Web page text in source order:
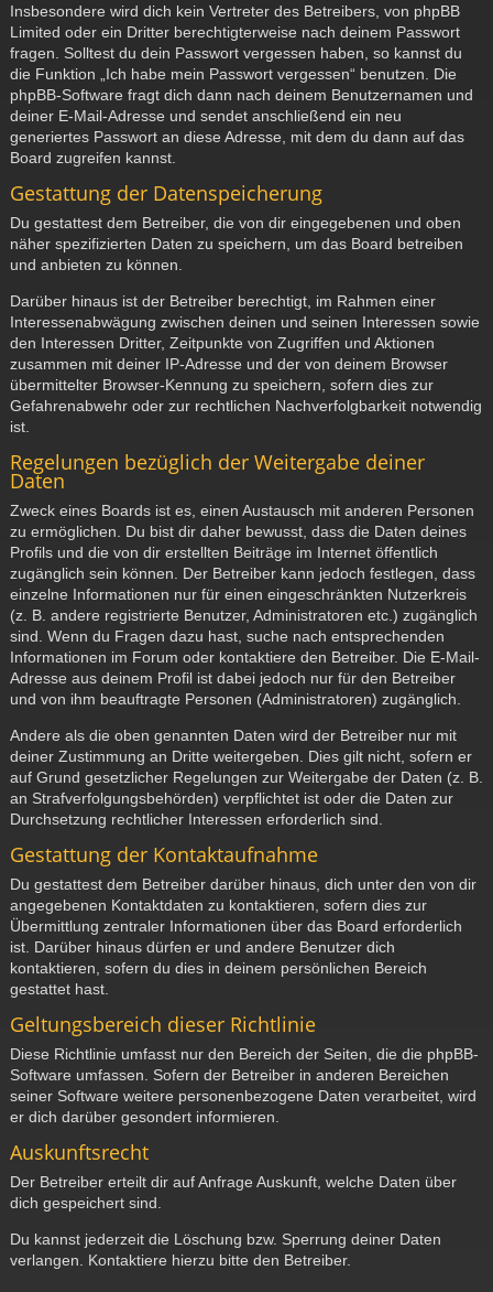
Insbesondere wird dich kein Vertreter des Betreibers, von phpBB
Limited oder ein Dritter berechtigterweise nach deinem Passwort
fragen. Solltest du dein Passwort vergessen haben, so kannst du
die Funktion „Ich habe mein Passwort vergessen“ benutzen. Die
phpBB-Software fragt dich dann nach deinem Benutzernamen und
deiner E-Mail-Adresse und sendet anschließend ein neu
generiertes Passwort an diese Adresse, mit dem du dann auf das
Board zugreifen kannst.
Gestattung der Datenspeicherung
Du gestattest dem Betreiber, die von dir eingegebenen und oben
näher spezifizierten Daten zu speichern, um das Board betreiben
und anbieten zu können.
Darüber hinaus ist der Betreiber berechtigt, im Rahmen einer
Interessenabwägung zwischen deinen und seinen Interessen sowie
den Interessen Dritter, Zeitpunkte von Zugriffen und Aktionen
zusammen mit deiner IP-Adresse und der von deinem Browser
übermittelter Browser-Kennung zu speichern, sofern dies zur
Gefahrenabwehr oder zur rechtlichen Nachverfolgbarkeit notwendig
ist.
Regelungen bezüglich der Weitergabe deiner
Daten
Zweck eines Boards ist es, einen Austausch mit anderen Personen
zu ermöglichen. Du bist dir daher bewusst, dass die Daten deines
Profils und die von dir erstellten Beiträge im Internet öffentlich
zugänglich sein können. Der Betreiber kann jedoch festlegen, dass
einzelne Informationen nur für einen eingeschränkten Nutzerkreis
(z. B. andere registrierte Benutzer, Administratoren etc.) zugänglich
sind. Wenn du Fragen dazu hast, suche nach entsprechenden
Informationen im Forum oder kontaktiere den Betreiber. Die E-Mail-
Adresse aus deinem Profil ist dabei jedoch nur für den Betreiber
und von ihm beauftragte Personen (Administratoren) zugänglich.
Andere als die oben genannten Daten wird der Betreiber nur mit
deiner Zustimmung an Dritte weitergeben. Dies gilt nicht, sofern er
auf Grund gesetzlicher Regelungen zur Weitergabe der Daten (z. B.
an Strafverfolgungsbehörden) verpflichtet ist oder die Daten zur
Durchsetzung rechtlicher Interessen erforderlich sind.
Gestattung der Kontaktaufnahme
Du gestattest dem Betreiber darüber hinaus, dich unter den von dir
angegebenen Kontaktdaten zu kontaktieren, sofern dies zur
Übermittlung zentraler Informationen über das Board erforderlich
ist. Darüber hinaus dürfen er und andere Benutzer dich
kontaktieren, sofern du dies in deinem persönlichen Bereich
gestattet hast.
Geltungsbereich dieser Richtlinie
Diese Richtlinie umfasst nur den Bereich der Seiten, die die phpBB-
Software umfassen. Sofern der Betreiber in anderen Bereichen
seiner Software weitere personenbezogene Daten verarbeitet, wird
er dich darüber gesondert informieren.
Auskunftsrecht
Der Betreiber erteilt dir auf Anfrage Auskunft, welche Daten über
dich gespeichert sind.
Du kannst jederzeit die Löschung bzw. Sperrung deiner Daten
verlangen. Kontaktiere hierzu bitte den Betreiber.